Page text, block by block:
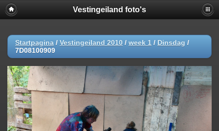
Vestingeiland foto's
Startpagina / Vestingeiland 2010 / week 1 / Dinsdag /
7D08100909